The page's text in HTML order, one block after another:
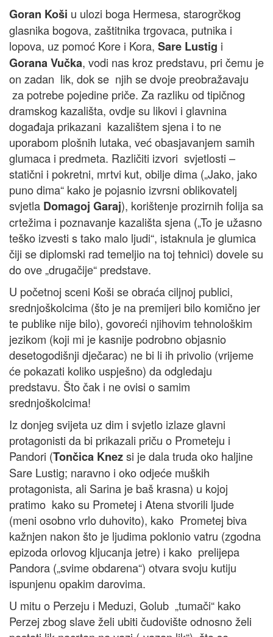
Goran Koši u ulozi boga Hermesa, starogrčkog
glasnika bogova, zaštitnika trgovaca, putnika i
lopova, uz pomoć Kore i Kora, Sare Lustig i
Gorana Vučka, vodi nas kroz predstavu, pri čemu je
on zadan lik, dok se njih se dvoje preobražavaju
za potrebe pojedine priče. Za razliku od tipičnog
dramskog kazališta, ovdje su likovi i glavnina
događaja prikazani kazalištem sjena i to ne
uporabom plošnih lutaka, već obasjavanjem samih
glumaca i predmeta. Različiti izvori svjetlosti –
statični i pokretni, mrtvi kut, obilje dima („Jako, jako
puno dima“ kako je pojasnio izvrsni oblikovatelj
svjetla Domagoj Garaj), korištenje prozirnih folija sa
crtežima i poznavanje kazališta sjena („To je užasno
teško izvesti s tako malo ljudi“, istaknula je glumica
čiji se diplomski rad temeljio na toj tehnici) dovele su
do ove „drugačije“ predstave.
U početnoj sceni Koši se obraća ciljnoj publici,
srednjoškolcima (što je na premijeri bilo komično jer
te publike nije bilo), govoreći njihovim tehnološkim
jezikom (koji mi je kasnije podrobno objasnio
desetogodišnji dječarac) ne bi li ih privolio (vrijeme
će pokazati koliko uspješno) da odgledaju
predstavu. Što čak i ne ovisi o samim
srednjoškolcima!
Iz donjeg svijeta uz dim i svjetlo izlaze glavni
protagonisti da bi prikazali priču o Prometeju i
Pandori (Tončica Knezsi je dala truda oko haljine
Sare Lustig; naravno i oko odjeće muških
protagonista, ali Sarina je baš krasna) u kojoj
pratimo kako su Prometej i Atena stvorili ljude
(meni osobno vrlo duhovito), kako Prometej biva
kažnjen nakon što je ljudima poklonio vatru (zgodna
epizoda orlovog kljucanja jetre) i kako prelijepa
Pandora („svime obdarena“) otvara svoju kutiju
ispunjenu opakim darovima.
U mitu o Perzeju i Meduzi, Golub „tumači“ kako
Perzej zbog slave želi ubiti čudovište odnosno želi